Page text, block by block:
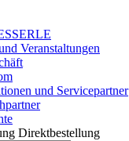
Veranstaltungen
und Servicepartner
Direktbestellung